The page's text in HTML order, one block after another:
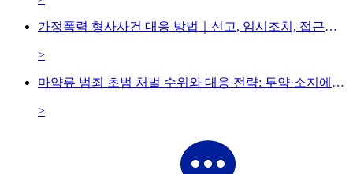
가정폭력 형사사건 대응 방법｜신고, 임시조치, 접근금지, 형사처벌까지
>
마약류 범죄 초범 처벌 수위와 대응 전략: 투약·소지에서 유통까지
>